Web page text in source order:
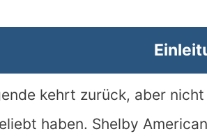
kehrt zurück, aber
haben. Shelby